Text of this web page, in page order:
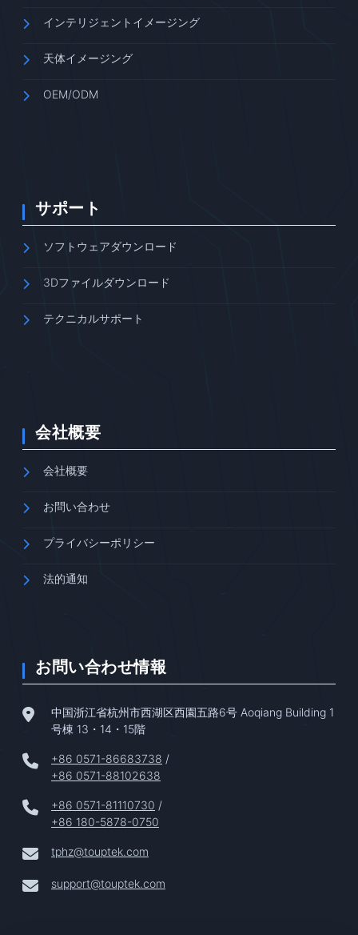
インテリジェントイメージング
天体イメージング
OEM/ODM
サポート
ソフトウェアダウンロード
3Dファイルダウンロード
テクニカルサポート
会社概要
会社概要
お問い合わせ
プライバシーポリシー
法的通知
お問い合わせ情報
中国浙江省杭州市西湖区西園五路6号 Aoqiang Building 1
号棟 13・14・15階
+86 0571-86683738 /
+86 0571-88102638
+86 0571-81110730 /
+86 180-5878-0750
tphz@touptek.com
support@touptek.com